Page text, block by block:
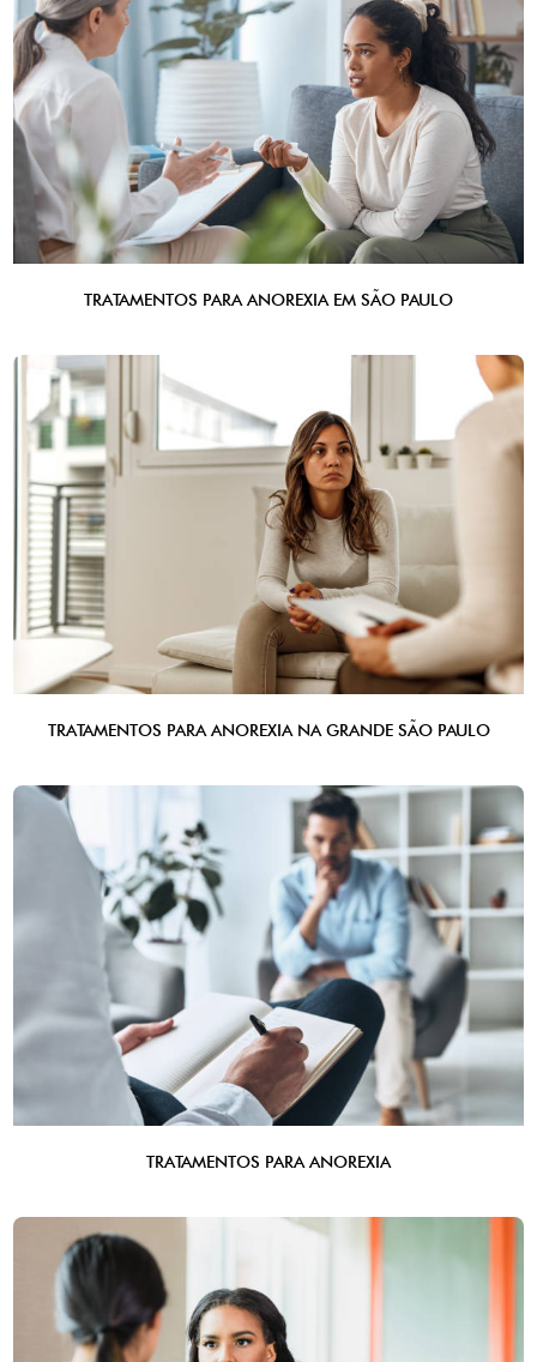
TRATAMENTOS PARA ANOREXIA EM SÃO PAULO
TRATAMENTOS PARA ANOREXIA NA GRANDE SÃO PAULO
TRATAMENTOS PARA ANOREXIA